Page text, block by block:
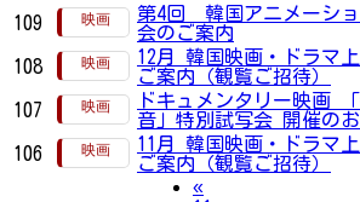
109
第4回 韓国アニメーシ
会のご案内
108
12月 韓国映画・ドラマ
ご案内（観覧ご招待）
107
ドキュメンタリー映画
音」特別試写会 開催の
106
11月 韓国映画・ドラマ
ご案内（観覧ご招待）
«Previous